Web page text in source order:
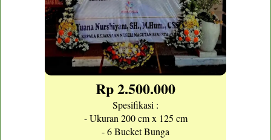
Rp 2.500.000
Spesifikasi :
- Ukuran 200 cm x 125 cm
- 6 Bucket Bunga